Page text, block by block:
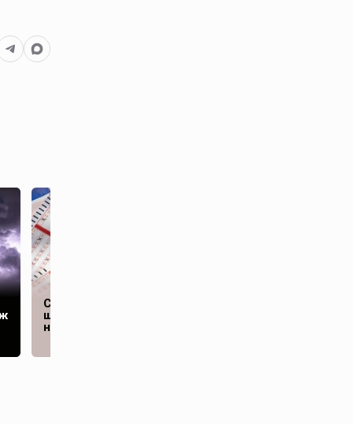
Студент проиграл в
шахматном турнире,
но выиграл в лотерею